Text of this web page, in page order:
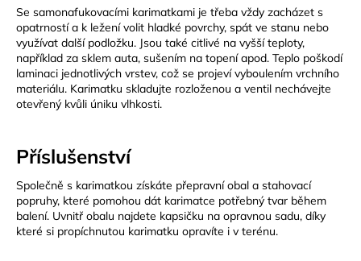
Se samonafukovacími karimatkami je třeba vždy zacházet s
opatrností a k ležení volit hladké povrchy, spát ve stanu nebo
využívat další podložku. Jsou také citlivé na vyšší teploty,
například za sklem auta, sušením na topení apod. Teplo poškodí
laminaci jednotlivých vrstev, což se projeví vyboulením vrchního
materiálu. Karimatku skladujte rozloženou a ventil nechávejte
otevřený kvůli úniku vlhkosti.
Příslušenství
Společně s karimatkou získáte přepravní obal a stahovací
popruhy, které pomohou dát karimatce potřebný tvar během
balení. Uvnitř obalu najdete kapsičku na opravnou sadu, díky
které si propíchnutou karimatku opravíte i v terénu.